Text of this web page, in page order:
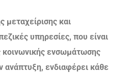
μεταχείρισης και
υπηρεσίες, που είναι
ενσωμάτωσης
ανάπτυξη, ενδιαφέρει κάθε